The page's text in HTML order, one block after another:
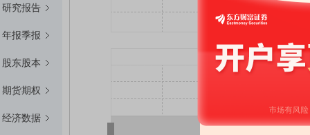
研究报告
年报季报
股东股本
期货期权
经济数据